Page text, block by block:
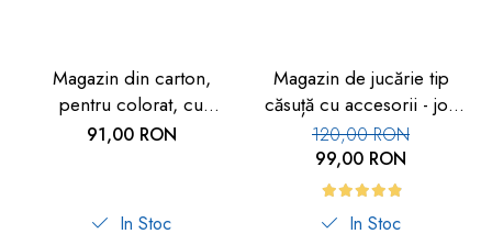
Magazin din carton,
pentru colorat, cu
autocolante
91,00 RON
In Stoc
Magazin de jucărie tip
căsuță cu accesorii - joc
de rol
120,00 RON
99,00 RON
In Stoc